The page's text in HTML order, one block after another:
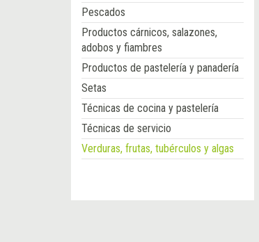
Pescados
Productos cárnicos, salazones,
adobos y fiambres
Productos de pastelería y panadería
Setas
Técnicas de cocina y pastelería
Técnicas de servicio
Verduras, frutas, tubérculos y algas